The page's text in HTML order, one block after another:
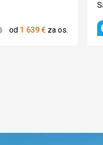
Informácie
od 1 639 € za os.